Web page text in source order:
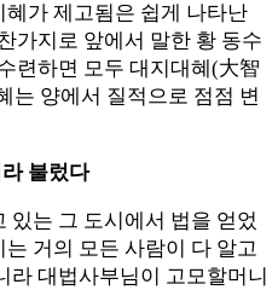
가 제고됨은 쉽게 나타난
가지로 앞에서 말한 황 동수
련하면 모두 대지대혜(大智
는 양에서 질적으로 점점 변
불렀다
있는 그 도시에서 법을 얻었
거의 모든 사람이 다 알고
라 대법사부님이 고모할머니